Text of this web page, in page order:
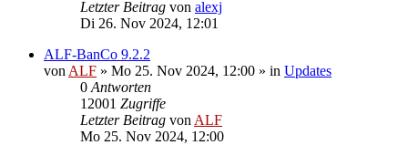
Letzter Beitrag von alexj
Di 26. Nov 2024, 12:01
ALF-BanCo 9.2.2
von ALF » Mo 25. Nov 2024, 12:00 » in Updates
0 Antworten
12001 Zugriffe
Letzter Beitrag von ALF
Mo 25. Nov 2024, 12:00